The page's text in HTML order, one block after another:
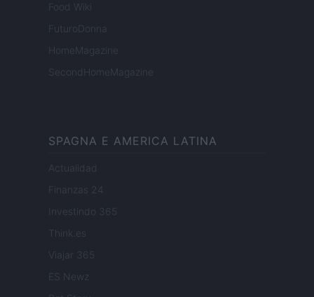
Food Wiki
FuturoDonna
HomeMagazine
SecondHomeMagazine
SPAGNA E AMERICA LATINA
Actualidad
Finanzas 24
Investindo 365
Think.es
Viajar 365
ES Newz